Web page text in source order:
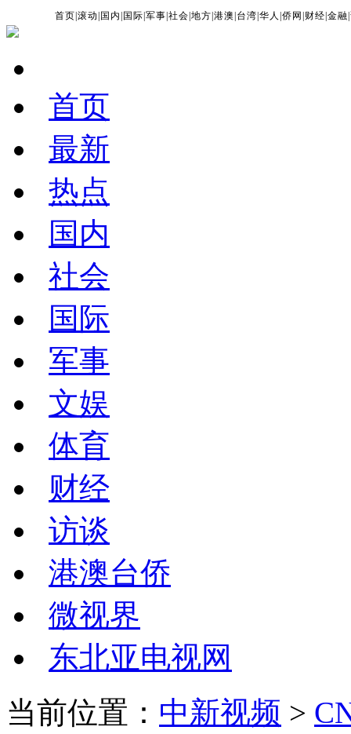
首页 |滚动 国内 国际 |军事 |社会 |地方 |港澳 台湾 |华人 |侨网 财经 |金融 |
首页
最新
热点
国内
社会
国际
军事
文娱
体育
财经
访谈
港澳台侨
微视界
东北亚电视网
当前位置： 中新视频 >